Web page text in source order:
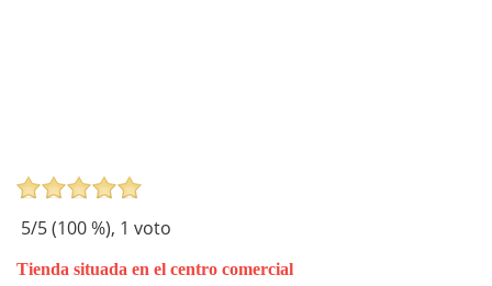
5/5 (100%), 1 voto
Tienda situada en el centro comercial